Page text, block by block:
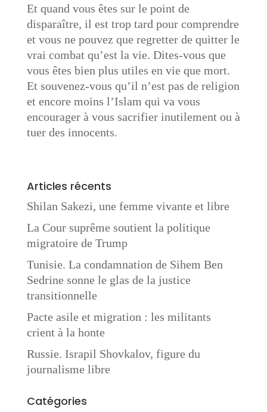
Et quand vous êtes sur le point de
disparaître, il est trop tard pour comprendre
et vous ne pouvez que regretter de quitter le
vrai combat qu’est la vie. Dites-vous que
vous êtes bien plus utiles en vie que mort.
Et souvenez-vous qu’il n’est pas de religion
et encore moins l’Islam qui va vous
encourager à vous sacrifier inutilement ou à
tuer des innocents.
Articles récents
Shilan Sakezi, une femme vivante et libre
La Cour suprême soutient la politique
migratoire de Trump
Tunisie. La condamnation de Sihem Ben
Sedrine sonne le glas de la justice
transitionnelle
Pacte asile et migration : les militants
crient à la honte
Russie. Israpil Shovkalov, figure du
journalisme libre
Catégories